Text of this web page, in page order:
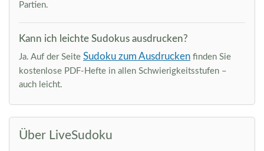
Partien.
Kann ich leichte Sudokus ausdrucken?
Ja. Auf der Seite Sudoku zum Ausdrucken finden Sie
kostenlose PDF-Hefte in allen Schwierigkeitsstufen –
auch leicht.
Über LiveSudoku